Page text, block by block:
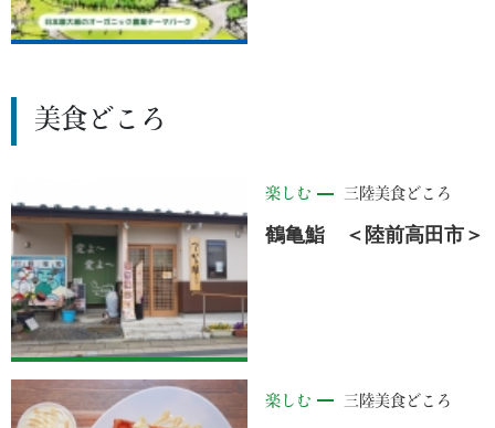
美食どころ
楽しむ 三陸美食どころ
鶴亀鮨 ＜陸前高田市＞
楽しむ 三陸美食どころ